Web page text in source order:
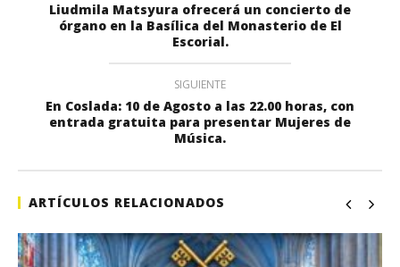
Liudmila Matsyura ofrecerá un concierto de
órgano en la Basílica del Monasterio de El
Escorial.
SIGUIENTE
En Coslada: 10 de Agosto a las 22.00 horas, con
entrada gratuita para presentar Mujeres de
Música.
ARTÍCULOS RELACIONADOS